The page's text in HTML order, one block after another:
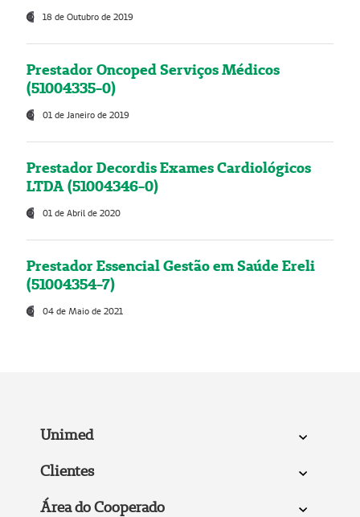
18 de Outubro de 2019
Prestador Oncoped Serviços Médicos
(51004335-0)
01 de Janeiro de 2019
Prestador Decordis Exames Cardiológicos
LTDA (51004346-0)
01 de Abril de 2020
Prestador Essencial Gestão em Saúde Ereli
(51004354-7)
04 de Maio de 2021
Unimed
Clientes
Área do Cooperado